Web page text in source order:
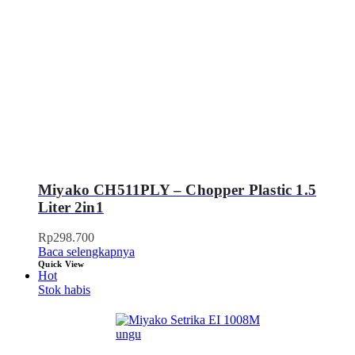
Miyako CH511PLY – Chopper Plastic 1.5
Liter 2in1
Rp298.700
Baca selengkapnya
Quick View
Hot
Stok habis